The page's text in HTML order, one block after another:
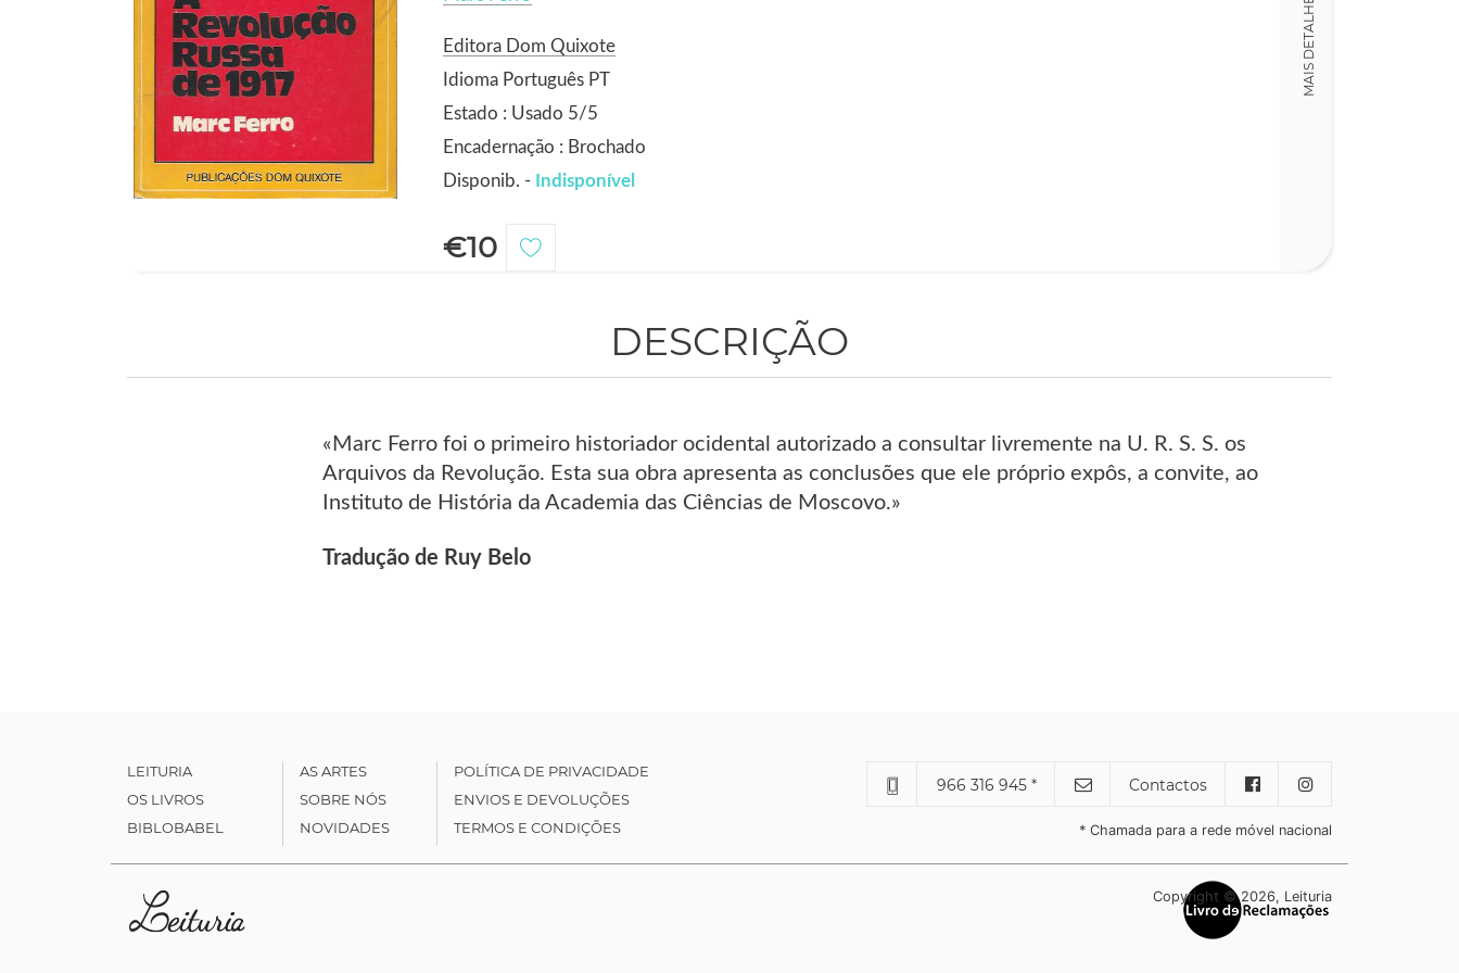
Editora Dom Quixote
Idioma Português PT
Estado : Usado 5/5
Encadernação : Brochado
Disponib. - Indisponível
€10
MAIS DETALHES
DESCRIÇÃO
«Marc Ferro foi o primeiro historiador ocidental autorizado a consultar livremente na U. R. S. S. os
Arquivos da Revolução. Esta sua obra apresenta as conclusões que ele próprio expôs, a convite, ao
Instituto de História da Academia das Ciências de Moscovo.»
Tradução de Ruy Belo
LEITURIA
OS LIVROS
BIBLOBABEL
AS ARTES
SOBRE NÓS
NOVIDADES
POLÍTICA DE PRIVACIDADE
ENVIOS E DEVOLUÇÕES
TERMOS E CONDIÇÕES
966 316 945 * Contactos
* Chamada para a rede móvel nacional
Copyright © 2026, Leituria